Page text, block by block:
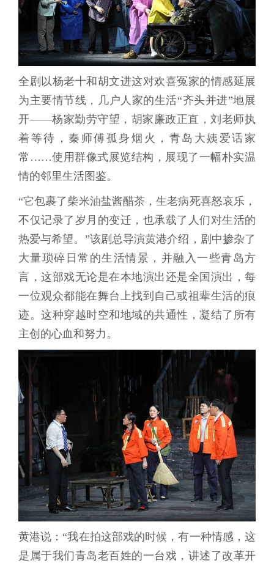
全剧以杨老十和胡文进这对欢喜冤家的情感延展
为主要情节线，几户人家的生活“齐头并进”地展
开——杨家勤劳守望，胡家廉政正直，刘老师执
着等待，秦师傅孤身烟火，青岛大姨爱话家
常……使用群像式展览结构，展现了一幅朴实温
情的邻里生活图鉴。
“它包裹了柴米油盐酱醋茶，生老病死喜怒哀乐，
不仅记录了岁月的变迁，也承载了人们对生活的
热爱与希望。”该剧总导演黄港介绍，剧中掺杂了
大量琐碎日常的生活情景，并融入一些青岛方
言，这部戏无论是在本地演出还是全国演出，每
一位观众都能在舞台上找到自己或祖辈生活的痕
迹。这种穿越时空和地域的共通性，凝结了所有
主创的心血和努力。
黄港说：“我在拍这部戏的时候，有一种情感，这
是属于我们青岛老百姓的一台戏，讲述了改革开